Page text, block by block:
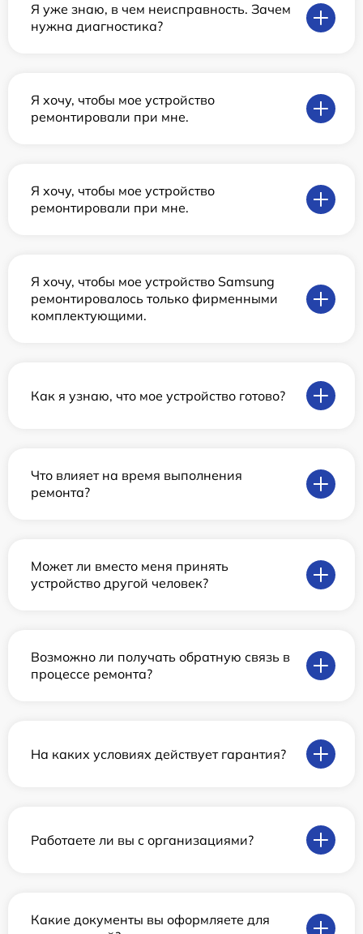
Я уже знаю, в чем неисправность. Зачем
нужна диагностика?
Я хочу, чтобы мое устройство
ремонтировали при мне.
Я хочу, чтобы мое устройство
ремонтировали при мне.
Я хочу, чтобы мое устройство Samsung
ремонтировалось только фирменными
комплектующими.
Как я узнаю, что мое устройство готово?
Что влияет на время выполнения
ремонта?
Может ли вместо меня принять
устройство другой человек?
Возможно ли получать обратную связь в
процессе ремонта?
На каких условиях действует гарантия?
Работаете ли вы с организациями?
Какие документы вы оформляете для